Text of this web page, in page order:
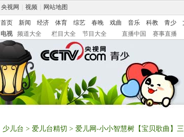
央视网 视频 网站地图
首页 新闻 经济 体育 综艺 春晚 戏曲 音乐 科教 青少
电视
频道大全 栏目大全 节目大全 直播中国 赛事直播
少儿台 > 爱儿台精切 > 爱儿网-小小智慧树【宝贝歌曲】三